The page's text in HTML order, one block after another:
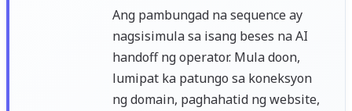
Ang pambungad na sequence ay
nagsisimula sa isang beses na AI
handoff ng operator. Mula doon,
lumipat ka patungo sa koneksyon
ng domain, paghahatid ng website,